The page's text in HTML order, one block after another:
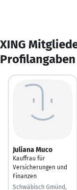
XING
Profilangaben
Juliana Muco
Kauffrau für
Versicherungen und
Finanzen
Schwäbisch Gmünd,